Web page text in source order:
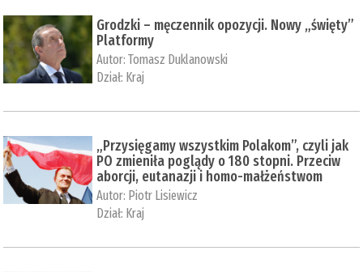
Grodzki – męczennik opozycji. Nowy „święty”
Platformy
Autor:Tomasz Duklanowski
Dział: Kraj
„Przysięgamy wszystkim Polakom”, czyli jak
PO zmieniła poglądy o 180 stopni. Przeciw
aborcji, eutanazji i homo-małżeństwom
Autor: Piotr Lisiewicz
Dział: Kraj